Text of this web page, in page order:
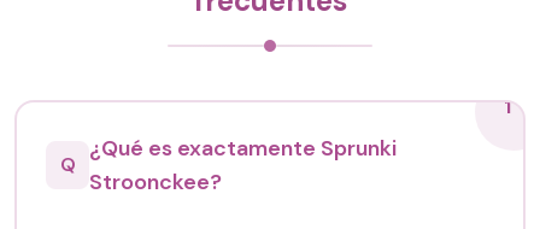
1
Q
¿Qué es exactamente Sprunki
Stroonckee?